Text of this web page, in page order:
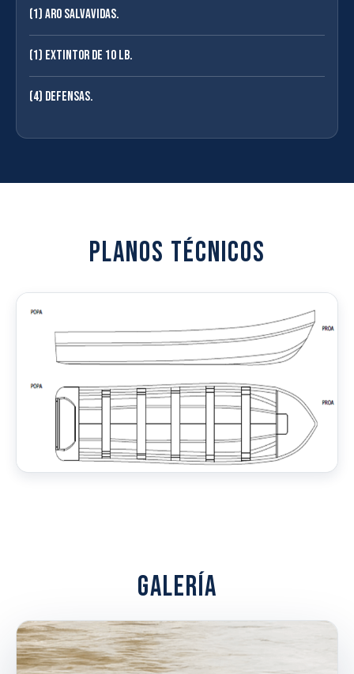
(1) Aro salvavidas.
(1) Extintor de 10 Lb.
(4) Defensas.
PLANOS TÉCNICOS
GALERÍA